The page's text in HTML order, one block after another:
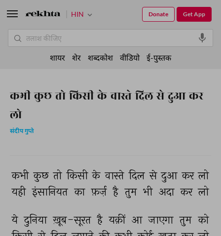
कभी कुछ तो किसी के वास्ते दिल से दुआ कर
लो
संदीप गुप्ते
कभी कुछ तो किसी के वास्ते दिल से दुआ कर लो
यही इंसानियत का फ़र्ज़ है तुम भी अदा कर लो
ये दुनिया ख़ूब-सूरत है यक़ीं आ जाएगा तुम को
HIN Get App
Donate
शायर शेर शब्दकोश वीडियो ई-पुस्तक